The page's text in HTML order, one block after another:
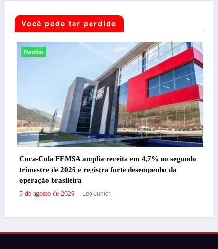
Você pode ter perdido
Noticias
Coca-Cola FEMSA amplia receita em 4,7% no segundo
trimestre de 2026 e registra forte desempenho da
operação brasileira
5 de agosto de 2026 Leo Junior